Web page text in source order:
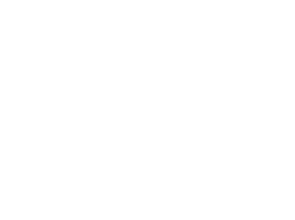
た
予
ざ
"をストアコンセプトに普段の食生活に当店の食材を置き
れることを目指して作ったお店です。日本各地の美味しい
ます。野菜ソムリエが日本各地を巡って仕入れてきまし
がおくれますように、また各地の野菜や果物を通して各地
っぱいです。